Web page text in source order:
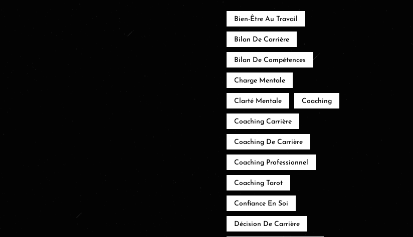
Bien-Être Au Travail
Bilan De Carrière
Bilan De Compétences
Charge Mentale
Clarté Mentale Coaching
Coaching Carrière
Coaching De Carrière
Coaching Professionnel
Coaching Tarot
Confiance En Soi
Décision De Carrière